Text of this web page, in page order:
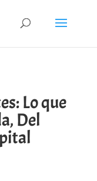
Lo que
Del